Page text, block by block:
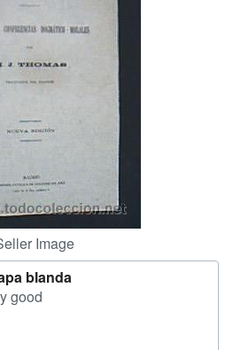
CLOSE
Image
blanda
good